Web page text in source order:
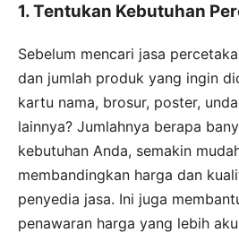
1. Tentukan Kebutuhan
Sebelum mencari jasa
dan jumlah produk yang ingin
kartu nama, brosur, poster,
lainnya? Jumlahnya berapa
kebutuhan Anda, semakin
membandingkan harga dan
penyedia jasa. Ini juga
penawaran harga yang lebih